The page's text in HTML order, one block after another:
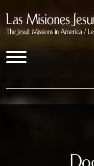
Inicio